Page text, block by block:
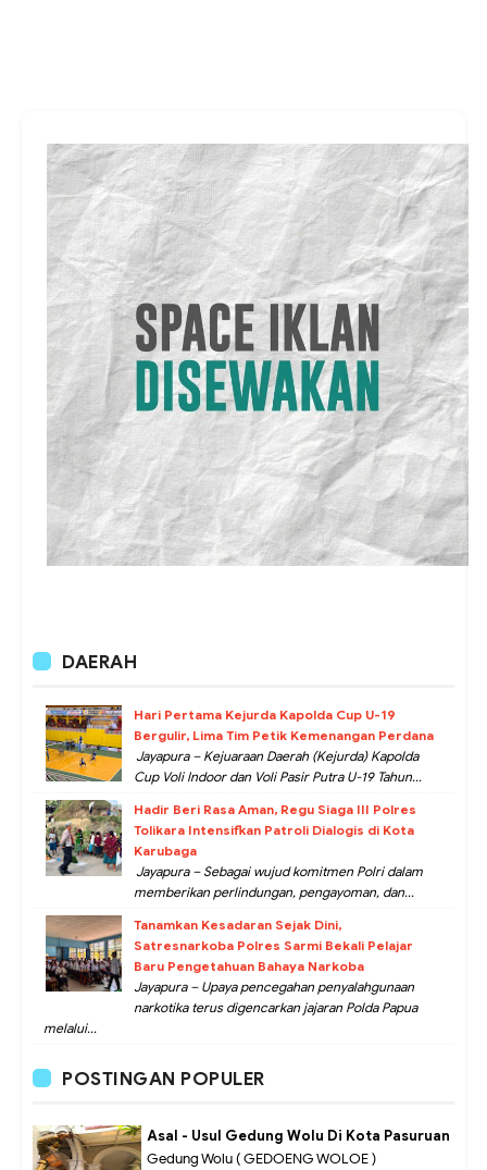
DAERAH
Hari Pertama Kejurda Kapolda Cup U-19
Bergulir, Lima Tim Petik Kemenangan Perdana
Jayapura – Kejuaraan Daerah (Kejurda) Kapolda
Cup Voli Indoor dan Voli Pasir Putra U-19 Tahun...
Hadir Beri Rasa Aman, Regu Siaga III Polres
Tolikara Intensifkan Patroli Dialogis di Kota
Karubaga
Jayapura – Sebagai wujud komitmen Polri dalam
memberikan perlindungan, pengayoman, dan...
Tanamkan Kesadaran Sejak Dini,
Satresnarkoba Polres Sarmi Bekali Pelajar
Baru Pengetahuan Bahaya Narkoba
Jayapura – Upaya pencegahan penyalahgunaan
narkotika terus digencarkan jajaran Polda Papua
melalui...
POSTINGAN POPULER
Asal - Usul Gedung Wolu Di Kota Pasuruan
Gedung Wolu ( GEDOENG WOLOE )